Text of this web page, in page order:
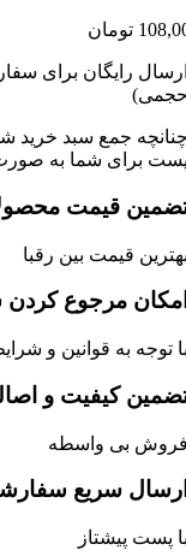
شما به صورت
قیمت محصولات
بین رقبا
مرجوع کردن
به قوانین و شرایط
کیفیت و اصالت
واسطه
سریع سفارشات